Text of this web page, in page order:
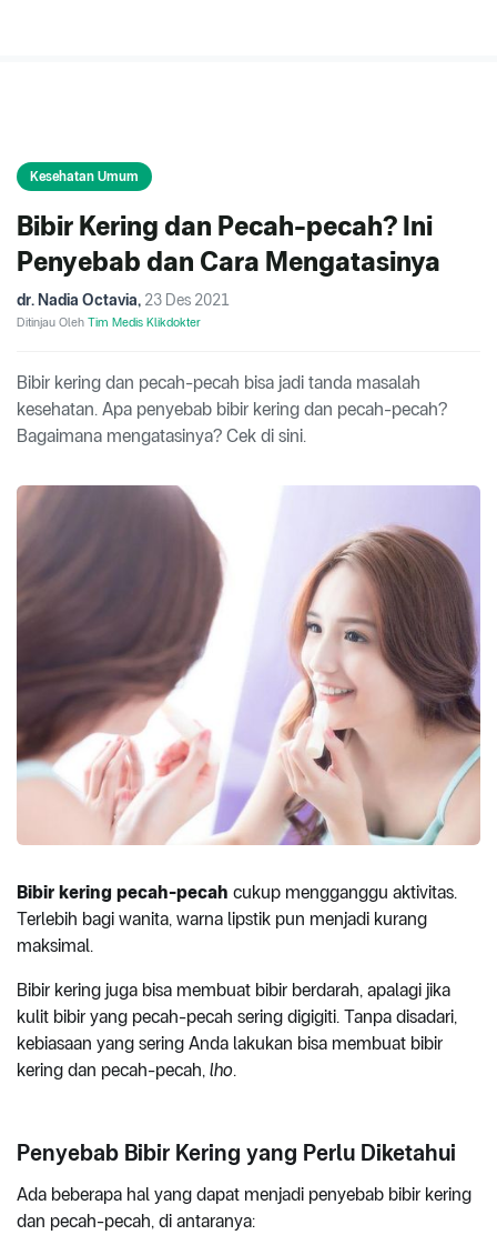
Kesehatan Umum
Bibir Kering dan Pecah-pecah? Ini
Penyebab dan Cara Mengatasinya
dr. Nadia Octavia, 23 Des 2021
Ditinjau Oleh Tim Medis Klikdokter
Bibir kering dan pecah-pecah bisa jadi tanda masalah
kesehatan. Apa penyebab bibir kering dan pecah-pecah?
Bagaimana mengatasinya? Cek di sini.
Bibir kering pecah-pecah cukup mengganggu aktivitas.
Terlebih bagi wanita, warna lipstik pun menjadi kurang
maksimal.
Bibir kering juga bisa membuat bibir berdarah, apalagi jika
kulit bibir yang pecah-pecah sering digigiti. Tanpa disadari,
kebiasaan yang sering Anda lakukan bisa membuat bibir
kering dan pecah-pecah, lho.
Penyebab Bibir Kering yang Perlu Diketahui
Ada beberapa hal yang dapat menjadi penyebab bibir kering
dan pecah-pecah, di antaranya: